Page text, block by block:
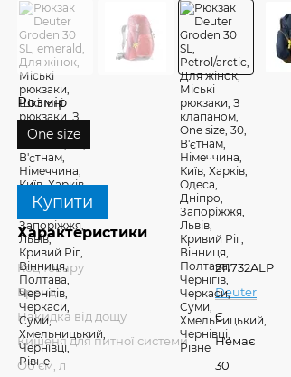
Розмір
One size
Купити
Характеристики
Код товару
211732ALP
Бренд
Deuter
Накидка від дощу
Є
Кишеня для питної системи
Немає
Об'єм, л
30